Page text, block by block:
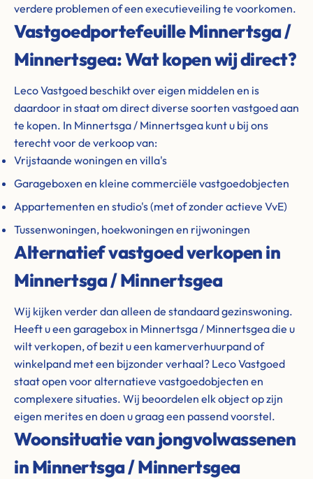
verdere problemen of een executieveiling te voorkomen.
Vastgoedportefeuille Minnertsga /
Minnertsgea: Wat kopen wij direct?
Leco Vastgoed beschikt over eigen middelen en is
daardoor in staat om direct diverse soorten vastgoed aan
te kopen. In Minnertsga / Minnertsgea kunt u bij ons
terecht voor de verkoop van:
Vrijstaande woningen en villa's
Garageboxen en kleine commerciële vastgoedobjecten
Appartementen en studio's (met of zonder actieve VvE)
Tussenwoningen, hoekwoningen en rijwoningen
Alternatief vastgoed verkopen in
Minnertsga / Minnertsgea
Wij kijken verder dan alleen de standaard gezinswoning.
Heeft u een garagebox in Minnertsga / Minnertsgea die u
wilt verkopen, of bezit u een kamerverhuurpand of
winkelpand met een bijzonder verhaal? Leco Vastgoed
staat open voor alternatieve vastgoedobjecten en
complexere situaties. Wij beoordelen elk object op zijn
eigen merites en doen u graag een passend voorstel.
Woonsituatie van jongvolwassenen
in Minnertsga / Minnertsgea